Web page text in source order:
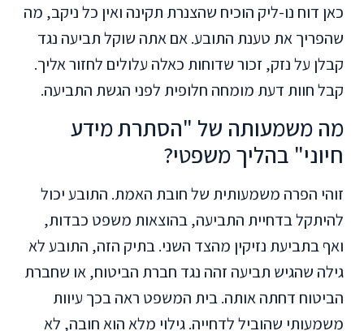
כאן דוח נו-ליק הוכיח שהצנרת תקינה ואין כל ניקב, מה
שהפריך את טענת התובע. אם אתה שוקל תביעה נגד
קבלן על נזק, זכור שדוחות כאלה עלולים לחזור אליך.
קבל חוות דעת מומחה חלופית לפני הגשת התביעה.
מה משמעותה של "הסתרת מידע
חיוני" בהליך משפטי?
זוהי הפרה משמעותית של חובת האמת. התובע יכול
להיתקל בדחיית התביעה, בהוצאות משפט כבדות,
ואף בתביעת נזיקין מהצד השני. בתיק הזה, התובע לא
גילה שהגיש תביעה זהה נגד חברת הביטוח, או שחברת
הביטוח דחתה אותה. בית המשפט ראה בכך עיוות
משמעותי שהוביל לדחייה. גילוי מלא הוא חובה, לא